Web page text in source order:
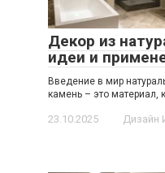
Декор из
идеи и
Введение в мир
камень – это материал,
23.10.2025 Дизайн